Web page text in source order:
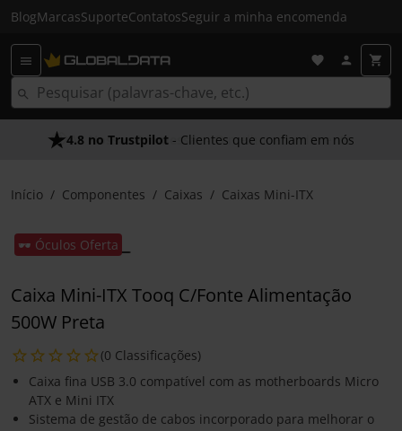
BlogMarcasSuporteContatosSeguir a minha encomenda
4.8 no Trustpilot - Clientes que confiam em nós
Início Componentes Caixas Caixas Mini-ITX
🕶️ Óculos Oferta
Caixa Mini-ITX Tooq C/Fonte Alimentação
500W Preta
(0 Classificações)
Caixa fina USB 3.0 compatível com as motherboards Micro
ATX e Mini ITX
Sistema de gestão de cabos incorporado para melhorar o